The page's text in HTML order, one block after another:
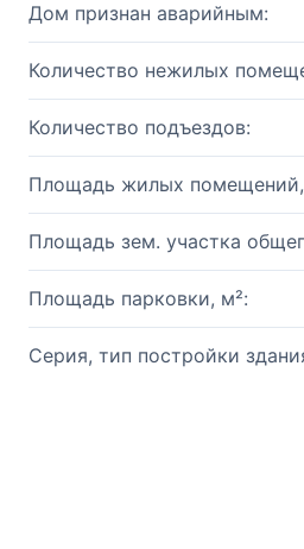
Дом признан аварийным:
Количество нежилых
Количество подъездов:
Площадь жилых
Площадь зем. участка
Площадь парковки, м²:
Серия, тип постройки